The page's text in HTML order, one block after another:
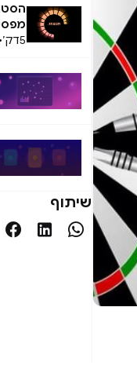
5דק׳•
שיתוף


